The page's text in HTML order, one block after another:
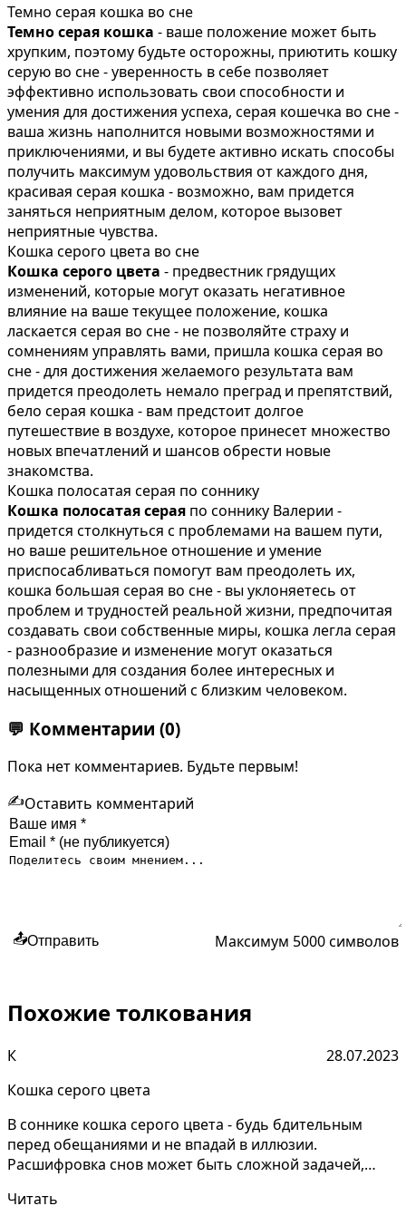
Темно серая кошка во сне
Темно серая кошка - ваше положение может быть
хрупким, поэтому будьте осторожны, приютить кошку
серую во сне - уверенность в себе позволяет
эффективно использовать свои способности и
умения для достижения успеха, серая кошечка во сне -
ваша жизнь наполнится новыми возможностями и
приключениями, и вы будете активно искать способы
получить максимум удовольствия от каждого дня,
красивая серая кошка - возможно, вам придется
заняться неприятным делом, которое вызовет
неприятные чувства.
Кошка серого цвета во сне
Кошка серого цвета - предвестник грядущих
изменений, которые могут оказать негативное
влияние на ваше текущее положение, кошка
ласкается серая во сне - не позволяйте страху и
сомнениям управлять вами, пришла кошка серая во
сне - для достижения желаемого результата вам
придется преодолеть немало преград и препятствий,
бело серая кошка - вам предстоит долгое
путешествие в воздухе, которое принесет множество
новых впечатлений и шансов обрести новые
знакомства.
Кошка полосатая серая по соннику
Кошка полосатая серая по соннику Валерии -
придется столкнуться с проблемами на вашем пути,
но ваше решительное отношение и умение
приспосабливаться помогут вам преодолеть их,
кошка большая серая во сне - вы уклоняетесь от
проблем и трудностей реальной жизни, предпочитая
создавать свои собственные миры, кошка легла серая
- разнообразие и изменение могут оказаться
полезными для создания более интересных и
насыщенных отношений с близким человеком.
💬 Комментарии (0)
Пока нет комментариев. Будьте первым!
✍️Оставить комментарий
📤Отправить Максимум 5000 символов
Похожие толкования
К
28.07.2023
Кошка серого цвета
В соннике кошка серого цвета - будь бдительным
перед обещаниями и не впадай в иллюзии.
Расшифровка снов может быть сложной задачей,
Читать